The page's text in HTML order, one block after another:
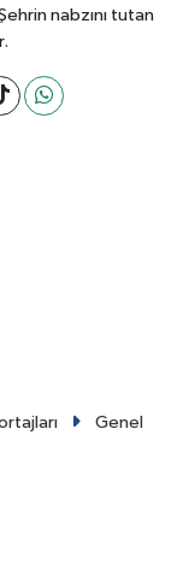
nabzını tutan
Genel